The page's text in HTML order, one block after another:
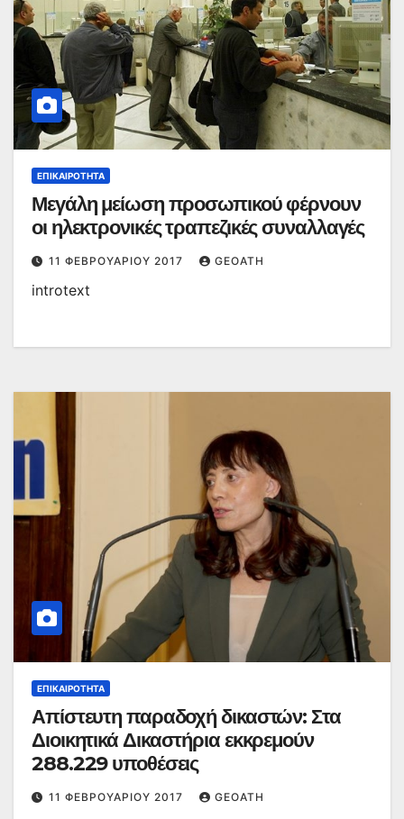
ΕΠΙΚΑΙΡΌΤΗΤΑ
Μεγάλη μείωση προσωπικού φέρνουν
οι ηλεκτρονικές τραπεζικές συναλλαγές
11 ΦΕΒΡΟΥΑΡΊΟΥ 2017 GEOATH
introtext
ΕΠΙΚΑΙΡΌΤΗΤΑ
Απίστευτη παραδοχή δικαστών: Στα
Διοικητικά Δικαστήρια εκκρεμούν
288.229 υποθέσεις
11 ΦΕΒΡΟΥΑΡΊΟΥ 2017 GEOATH